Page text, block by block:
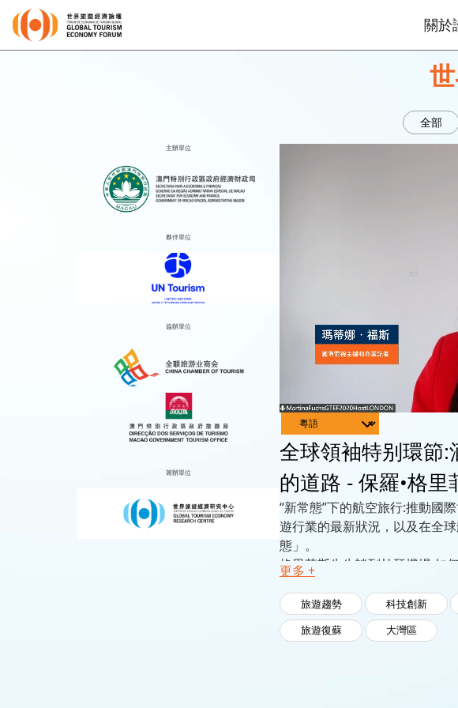
關於
全部
主辦單位
夥伴單位
協辦單位
籌辦單位
Channels
全球領袖特别環節:
的道路 - 保羅•格
“新常態”下的航空旅行:推動國
遊行業的最新狀況，以及在全
態」。
格里菲斯先生談到杜拜機場 如
更多 +
旅遊趨勢 科技創新
旅遊復蘇
大灣區